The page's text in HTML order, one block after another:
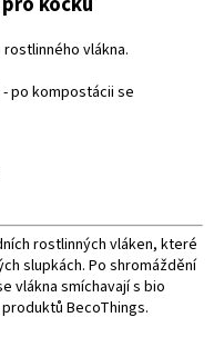
vlákna.
po kompostácii se
rostlinných vláken, které
slupkách. Po shromáždění
vlákna smíchavají s bio
BecoThings.